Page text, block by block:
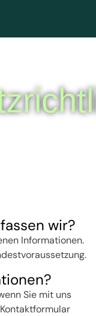
wir?
Informationen.
Sie mit uns